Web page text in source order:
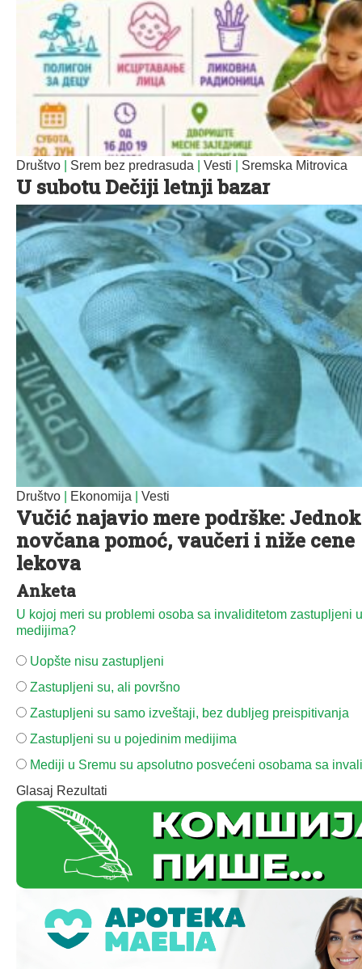
Društvo Srem bez predrasuda Vesti Sremska Mitrovica
U subotu Dečiji letnji bazar
Društvo Ekonomija Vesti
Vučić najavio mere podrške:
novčana pomoć, vaučeri i niže cene
lekova
Anketa
U kojoj meri su problemi osoba sa invaliditetom zastupljeni u
medijima?
Uopšte nisu zastupljeni
Zastupljeni su, ali površno
Zastupljeni su samo izveštaji, bez dubljeg preispitivanja
Zastupljeni su u pojedinim medijima
Mediji u Sremu su apsolutno posvećeni osobama sa
Glasaj Rezultati